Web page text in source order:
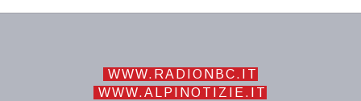
WWW.RADIONBC.IT
WWW.ALPINOTIZIE.IT